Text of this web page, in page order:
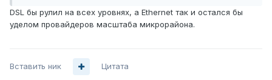
DSL бы рулил на всех уровнях, а Ethernet так и остался бы
уделом провайдеров масштаба микрорайона.
Вставить ник Цитата